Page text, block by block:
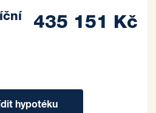
435 151 Kč
hypotéku